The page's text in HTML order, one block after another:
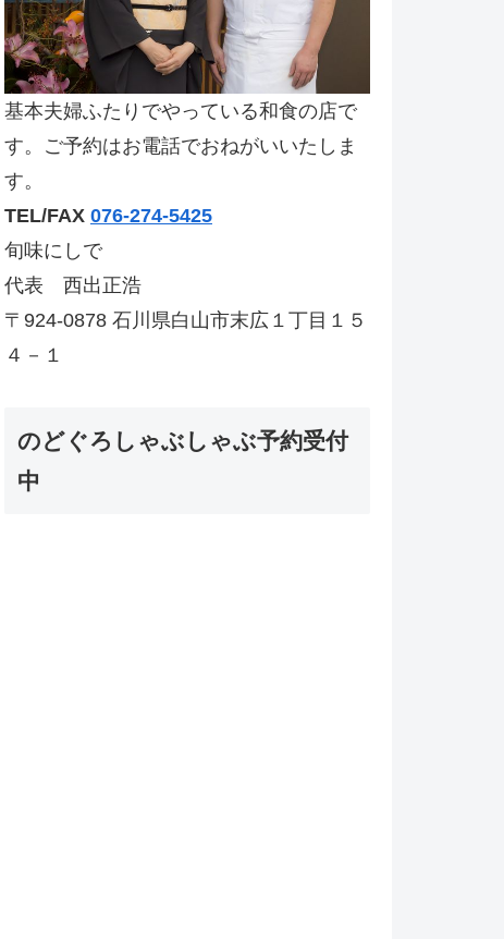
基本夫婦ふたりでやっている和食の店で
す。ご予約はお電話でおねがいいたしま
す。
TEL/FAX 076-274-5425
旬味にしで
代表 西出正浩
〒924-0878 石川県白山市末広１丁目１５
４－１
のどぐろしゃぶしゃぶ予約受付
中